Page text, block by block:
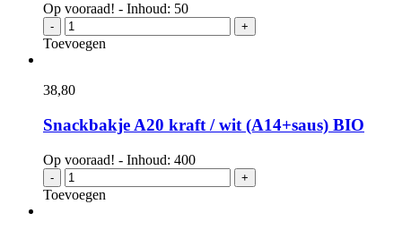
Op vooraad! - Inhoud: 50
-
Sausbakje
rond
ml
mm
aantal
+
Toevoegen
38,80
Snackbakje A20 kraft / wit (A14+saus) BIO
Op vooraad! - Inhoud: 400
-
Snackbakje
A20
kraft
+
Toevoegen